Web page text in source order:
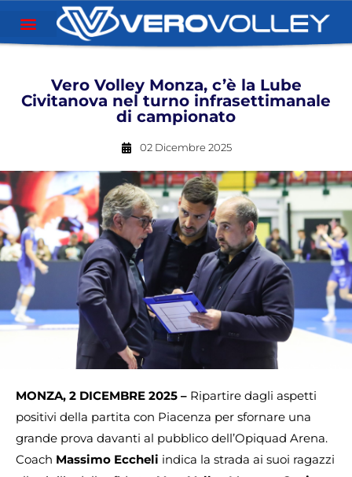
Vero Volley Monza, c’è la Lube
Civitanova nel turno infrasettimanale
di campionato
02 Dicembre 2025
MONZA, 2 DICEMBRE 2025 – Ripartire dagli aspetti
positivi della partita con Piacenza per sfornare una
grande prova davanti al pubblico dell’Opiquad Arena.
Coach Massimo Eccheli indica la strada ai suoi ragazzi